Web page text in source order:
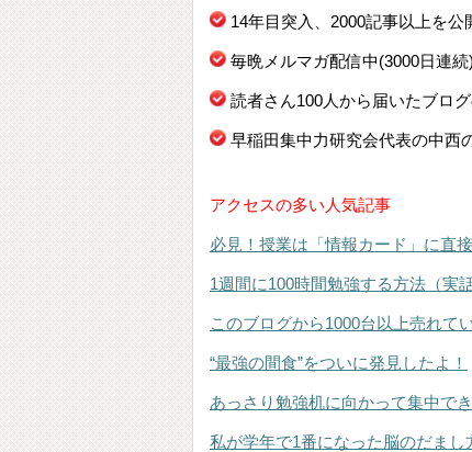
14年目突入、2000記事以上を公
毎晩メルマガ配信中(3000日連続)
読者さん100人から届いたブロ
早稲田集中力研究会代表の中西
アクセスの多い人気記事
必見！授業は「情報カード」に直
1週間に100時間勉強する方法（実話
このブログから1000台以上売れて
“最強の間食”をついに発見したよ！
あっさり勉強机に向かって集中で
私が学年で1番になった脳のだまし